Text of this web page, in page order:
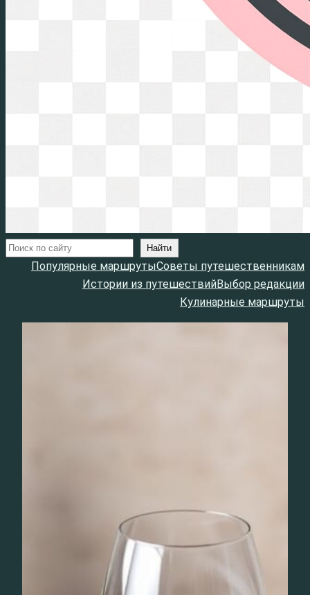
Поиск Найти
Популярные маршрутыСоветы путешественникам
Истории из путешествийВыбор редакции
Кулинарные маршруты